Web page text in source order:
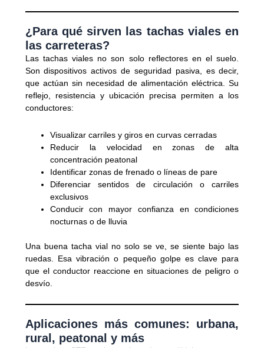
¿Para qué sirven las tachas viales en
las carreteras?
Las tachas viales no son solo reflectores en el suelo.
Son dispositivos activos de seguridad pasiva, es decir,
que actúan sin necesidad de alimentación eléctrica. Su
reflejo, resistencia y ubicación precisa permiten a los
conductores:
Visualizar carriles y giros en curvas cerradas
Reducir la velocidad en zonas de alta
concentración peatonal
Identificar zonas de frenado o líneas de pare
Diferenciar sentidos de circulación o carriles
exclusivos
Conducir con mayor confianza en condiciones
nocturnas o de lluvia
Una buena tacha vial no solo se ve, se siente bajo las
ruedas. Esa vibración o pequeño golpe es clave para
que el conductor reaccione en situaciones de peligro o
desvío.
Aplicaciones más comunes: urbana,
rural, peatonal y más